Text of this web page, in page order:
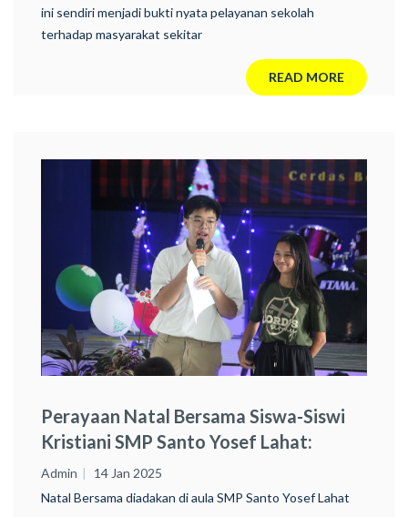
ini sendiri menjadi bukti nyata pelayanan sekolah
terhadap masyarakat sekitar
READ MORE
Perayaan Natal Bersama Siswa-Siswi
Kristiani SMP Santo Yosef Lahat:
Merayakan Kebersamaan Dan
Semangat Kasih
Admin
14 Jan 2025
Natal Bersama diadakan di aula SMP Santo Yosef Lahat